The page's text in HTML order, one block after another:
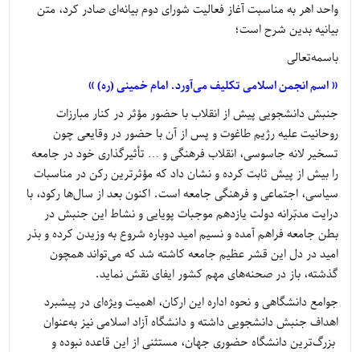
واحد اهر به مناسبت آغاز فعالیت شورای دوم بیانه‌ای صادر کرد، متن
بیانیه بدین شرح است؛
باسمه‌تعالی
« اسم انجمن اسلامی تکلیف می‌آورد. امام خمینی (ره) »
جنبش دانشجویی پیش از انقلاب با حضور مؤثر در کنار مبارزات
روحانیت علیه رژیم طاغوت و پس از آن با حضور در وقایعی چون
تسخیر لانه جاسوسی، انقلاب فرهنگی و … تأثیرگذاری خود در جامعه
را بیش از پیش ثابت کرده و نشان داد که مؤثرترین رکن در مناسبات
سیاسی، اجتماعی و فرهنگی جامعه است. اکنون بعد از سال‌ها رکود، با
درایت مدبّرانه دولت یازدهم موجبات پویایی و نشاط این جنبش در
بطن جامعه فراهم آمده و نسیم امید دوباره شروع به وزیدن کرده و بذر
امید در دل این قشر عظیم جامعه کاشته شد که می‌تواند همچون
گذشته، باز در صحنه‌های مهم کشور ایفای نقش نماید.
جوامع دانشگاهی و نحوه اداره این ارکان، اهمیت ویژه‌ای در پیشبرد
اهداف جنبش دانشجویی داشته و دانشگاه آزاد اسلامی نیز به‌عنوان
بزرگ‌ترین دانشگاه حضوری جهان، مستثنی از این قاعده نبوده و